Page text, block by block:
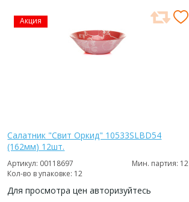
Акция
Салатник "Свит Оркид" 10533SLBD54
(162мм) 12шт.
Артикул: 00118697
Мин. партия: 12
Кол-во в упаковке: 12
Для просмотра цен авторизуйтесь